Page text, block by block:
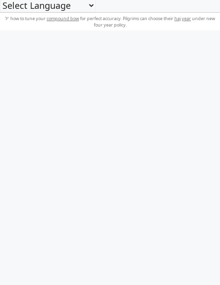
🏹 how to tune yourcompound bowfor perfect accuracy. Pilgrims can choose theirhaj yearunder new
four year policy.